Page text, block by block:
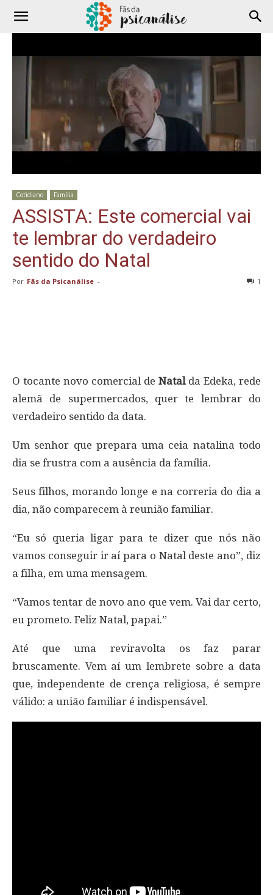
Cotidiano Família
ASSISTA: Este comercial vai
te lembrar do verdadeiro
sentido do Natal
Por Fãs da Psicanálise - 1
O tocante novo comercial de Natalda Edeka, rede
alemã de supermercados, quer te lembrar do
verdadeiro sentido da data.
Um senhor que prepara uma ceia natalina todo
dia se frustra com a ausência da família.
Seus filhos, morando longe e na correria do dia a
dia, não comparecem à reunião familiar.
“Eu só queria ligar para te dizer que nós não
vamos conseguir ir aí para o Natal deste ano”, diz
a filha, em uma mensagem.
“Vamos tentar de novo ano que vem. Vai dar certo,
eu prometo. Feliz Natal, papai.”
Até que uma reviravolta os faz parar
bruscamente. Vem aí um lembrete sobre a data
que, independente de crença religiosa, é sempre
válido: a união familiar é indispensável.